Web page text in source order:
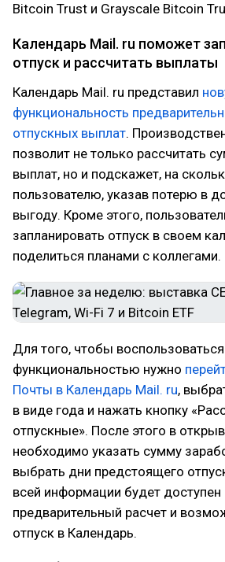
Bitcoin Trust и Grayscale Bitcoin
Календарь Mail. ru поможет
отпуск и рассчитать выплаты
Календарь Mail. ru представил
функциональность
отпускных выплат.
позволит не только рассчитать
выплат, но и подскажет, на
пользователю, указав потерю в
выгоду. Кроме этого,
запланировать отпуск в своем
поделиться планами с коллегами.
Для того, чтобы воспользоваться
функциональностью нужно
Почты в Календарь Mail. ru,
в виде года и нажать кнопку
отпускные». После этого в
необходимо указать сумму
выбрать дни предстоящего
всей информации будет доступен
предварительный расчет и
отпуск в Календарь.